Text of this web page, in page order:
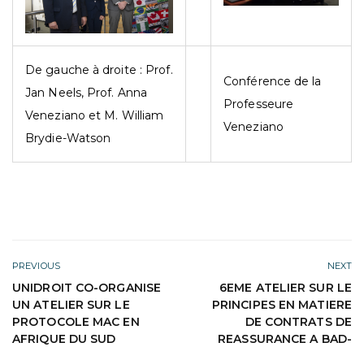
De gauche à droite : Prof.
Jan Neels, Prof. Anna
Veneziano et M. William
Brydie-Watson
Conférence de la
Professeure
Veneziano
PREVIOUS
UNIDROIT CO-ORGANISE
UN ATELIER SUR LE
PROTOCOLE MAC EN
AFRIQUE DU SUD
NEXT
6EME ATELIER SUR LE
PRINCIPES EN MATIERE
DE CONTRATS DE
REASSURANCE A BAD-